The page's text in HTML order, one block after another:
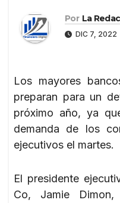
Por La
DIC 7, 2022
Los mayores
preparan para un
próximo año, ya
demanda de los
ejecutivos el martes.
El presidente
Co, Jamie